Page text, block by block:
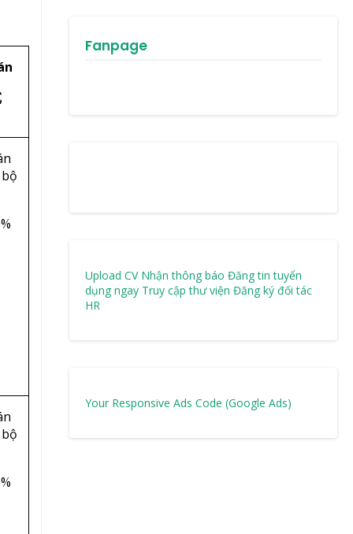
Fanpage
Upload CV Nhận thông báo Đăng tin tuyển
dụng ngay Truy cập thư viện Đăng ký đối tác
HR
Your Responsive Ads Code (Google Ads)